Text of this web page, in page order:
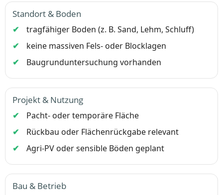
Standort & Boden
tragfähiger Boden (z. B. Sand, Lehm, Schluff)
keine massiven Fels- oder Blocklagen
Baugrunduntersuchung vorhanden
Projekt & Nutzung
Pacht- oder temporäre Fläche
Rückbau oder Flächenrückgabe relevant
Agri-PV oder sensible Böden geplant
Bau & Betrieb